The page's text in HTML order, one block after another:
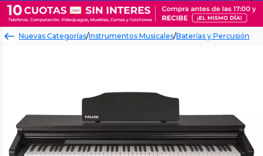
Nuevas Categorías/Instrumentos Musicales/Baterías y Percusión